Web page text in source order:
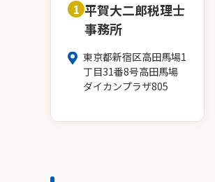
1 平賀大二郎税理士
事務所
東京都新宿区高田馬場1
丁目31番8号高田馬場
ダイカンプラザ805